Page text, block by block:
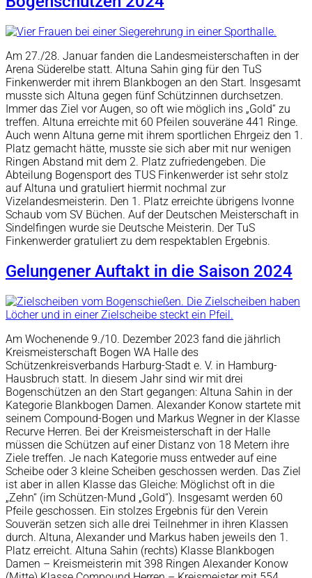
Am 27./28. Januar fanden die Landesmeisterschaften in der
Arena Süderelbe statt. Altuna Sahin ging für den TuS
Finkenwerder mit ihrem Blankbogen an den Start. Insgesamt
musste sich Altuna gegen fünf Schützinnen durchsetzen.
Immer das Ziel vor Augen, so oft wie möglich ins „Gold“ zu
treffen. Altuna erreichte mit 60 Pfeilen souveräne 441 Ringe.
Auch wenn Altuna gerne mit ihrem sportlichen Ehrgeiz den 1.
Platz gemacht hätte, musste sie sich aber mit nur wenigen
Ringen Abstand mit dem 2. Platz zufriedengeben. Die
Abteilung Bogensport des TUS Finkenwerder ist sehr stolz
auf Altuna und gratuliert hiermit nochmal zur
Vizelandesmeisterin. Den 1. Platz erreichte übrigens Ivonne
Schaub vom SV Büchen. Auf der Deutschen Meisterschaft in
Sindelfingen wurde sie Deutsche Meisterin. Der TuS
Finkenwerder gratuliert zu dem respektablen Ergebnis.
Gelungener Auftakt in die Saison 2024
Am Wochenende 9./10. Dezember 2023 fand die jährlich
Kreismeisterschaft Bogen WA Halle des
Schützenkreisverbands Harburg-Stadt e. V. in Hamburg-
Hausbruch statt. In diesem Jahr sind wir mit drei
Bogenschützen an den Start gegangen: Altuna Sahin in der
Kategorie Blankbogen Damen. Alexander Konow startete mit
seinem Compound-Bogen und Markus Wegner in der Klasse
Recurve Herren. Bei der Kreismeisterschaft in der Halle
müssen die Schützen auf einer Distanz von 18 Metern ihre
Ziele treffen. Je nach Kategorie muss entweder auf eine
Scheibe oder 3 kleine Scheiben geschossen werden. Das Ziel
ist aber in allen Klasse das Gleiche: Möglichst oft in die
„Zehn“ (im Schützen-Mund „Gold“). Insgesamt werden 60
Pfeile geschossen. Ein stolzes Ergebnis für den Verein
Souverän setzen sich alle drei Teilnehmer in ihren Klassen
durch. Altuna, Alexander und Markus haben jeweils den 1.
Platz erreicht. Altuna Sahin (rechts) Klasse Blankbogen
Damen – Kreismeisterin mit 398 Ringen Alexander Konow